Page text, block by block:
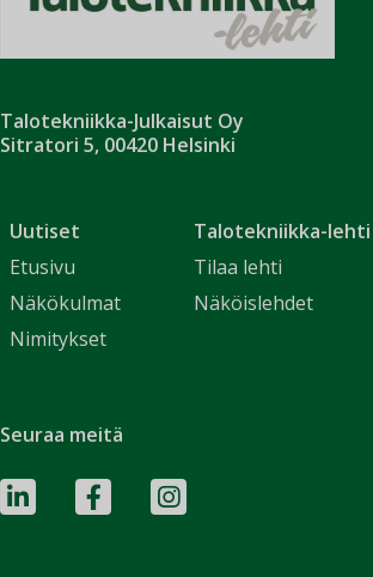
Talotekniikka-Julkaisut Oy
Sitratori 5, 00420 Helsinki
Uutiset
Etusivu
Näkökulmat
Nimitykset
Talotekniikka-lehti
Tilaa lehti
Näköislehdet
Seuraa meitä